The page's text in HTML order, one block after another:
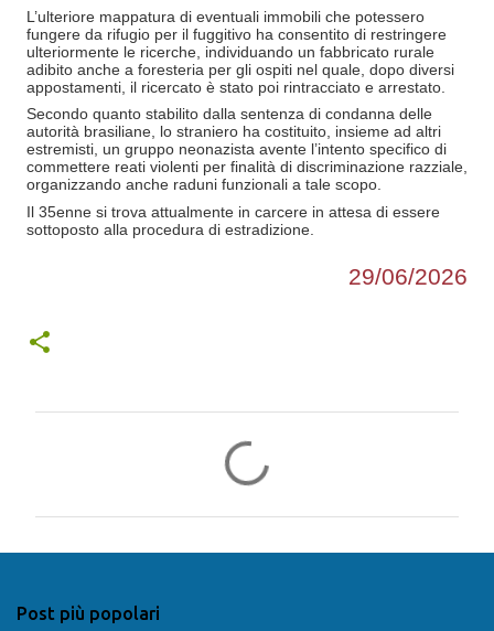
L’ulteriore mappatura di eventuali immobili che potessero
fungere da rifugio per il fuggitivo ha consentito di restringere
ulteriormente le ricerche, individuando un fabbricato rurale
adibito anche a foresteria per gli ospiti nel quale, dopo diversi
appostamenti, il ricercato è stato poi rintracciato e arrestato.
Secondo quanto stabilito dalla sentenza di condanna delle
autorità brasiliane, lo straniero ha costituito, insieme ad altri
estremisti, un gruppo neonazista avente l’intento specifico di
commettere reati violenti per finalità di discriminazione razziale,
organizzando anche raduni funzionali a tale scopo.
Il 35enne si trova attualmente in carcere in attesa di essere
sottoposto alla procedura di estradizione.
29/06/2026
Post più popolari